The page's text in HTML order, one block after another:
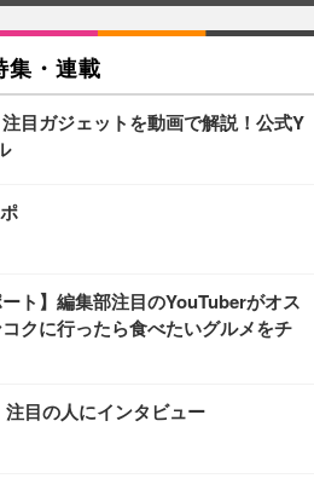
集・連載
注目ガジェットを動画で解説！公式Y
ート】編集部注目のYouTuberがオス
クに行ったら食べたいグルメをチ
注目の人にインタビュー